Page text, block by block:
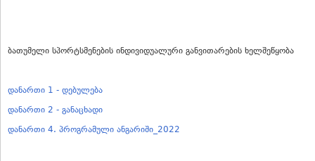
ბათუმელი სპორტსმენების ინდივიდუალური განვითარების ხელშეწყობა
დანართი 1 - დებულება
დანართი 2 - განაცხადი
დანართი 4. პროგრამული ანგარიში_2022